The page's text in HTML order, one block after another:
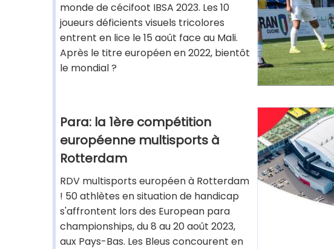
monde de cécifoot IBSA 2023. Les 10
joueurs déficients visuels tricolores
entrent en lice le 15 août face au Mali.
Après le titre européen en 2022, bientôt
le mondial ?
Para: la 1ère compétition
européenne multisports à
Rotterdam
RDV multisports européen à Rotterdam
! 50 athlètes en situation de handicap
s'affrontent lors des European para
championships, du 8 au 20 août 2023,
aux Pays-Bas. Les Bleus concourent en